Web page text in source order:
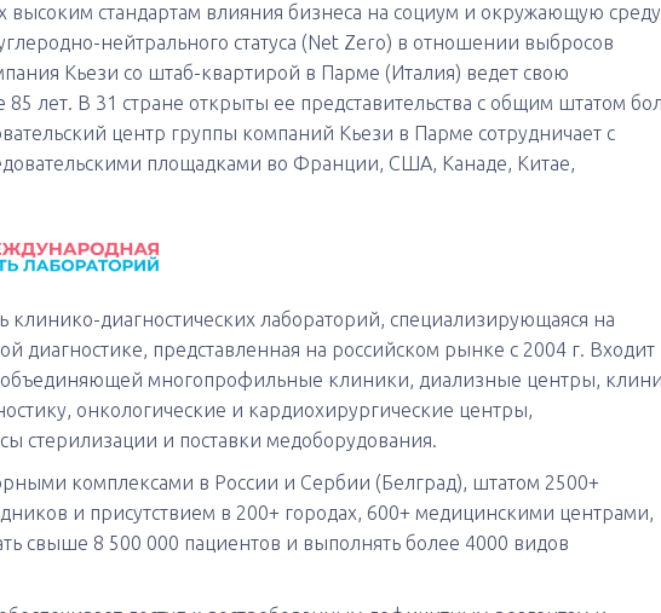
высоким стандартам влияния бизнеса на социум и окружающую
нейтрального статуса (Net Zero) в отношении выбросов
Кьези со штаб-квартирой в Парме (Италия) ведет свою
85 лет. В 31 стране открыты ее представительства с общим штатом
центр группы компаний Кьези в Парме сотрудничает с
площадками во Франции, США, Канаде, Китае,
клинико-диагностических лабораторий, специализирующаяся на
диагностике, представленная на российском рынке с 2004 г. Входит
объединяющей многопрофильные клиники, диализные центры,
онкологические и кардиохирургические центры,
стерилизации и поставки медоборудования.
комплексами в России и Сербии (Белград), штатом 2500+
и присутствием в 200+ городах, 600+ медицинскими центрами,
свыше 8 500 000 пациентов и выполнять более 4000 видов